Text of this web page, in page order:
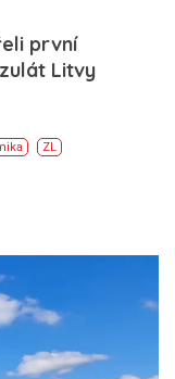
první
Litvy
ZL